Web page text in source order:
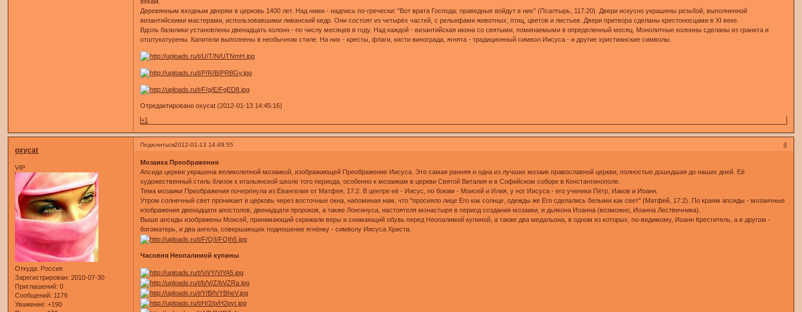
Деревянным входным дверям в церковь 1400 лет. Над ними - надпись по-гречески: "Вот врата Господа; праведные войдут в них" (Псалтырь, 117:20). Двери искусно украшены резьбой, выполненной
византийскими мастерами, использовавшими ливанский кедр. Они состоят из четырёх частей, с рельефами животных, птиц, цветов и листьев. Двери притвора сделаны крестоносцами в XI веке.
Вдоль базилики установлены двенадцать колонн - по числу месяцев в году. Над каждой - византийская икона со святыми, поминаемыми в определенный месяц. Монолитные колонны сделаны из гранита и
отштукатурены. Капители выполнены в необычном стиле. На них - кресты, флаги, кисти винограда, ягнята - традиционный символ Иисуса - и другие христианские символы.
Отредактировано oxycat (2012-01-13 14:45:16)
+1
Поделиться 4
2012-01-13 14:49:55
oxycat
VIP
Откуда: Россия
Зарегистрирован: 2010-07-30
Приглашений: 0
Сообщений: 1179
Уважение: +190
Мозаика Преображения
Апсида церкви украшена великолепной мозаикой, изображающей Преображение Иисуса. Это самая ранняя и одна из лучших мозаик православной церкви, полностью дошедшая до наших дней. Её
художественный стиль близок к итальянской школе того периода, особенно к мозаикам в церкви Святой Виталия и в Софийском соборе в Константинополе.
Тема мозаики Преображения почерпнула из Евангелия от Матфея, 17:2. В центре её - Иисус, по бокам - Моисей и Илия, у ног Иисуса - его ученики Пётр, Иаков и Иоанн.
Утром солнечный свет проникает в церковь через восточные окна, напоминая нам, что "просияло лице Его как солнце, одежды же Его сделались белыми как свет" (Матфей, 17:2). По краям апсиды - мозаичные
изображения двенадцати апостолов, двенадцати пророков, а также Лонгинуса, настоятеля монастыря в период создания мозаики, и дьякона Иоанна (возможно, Иоанна Лествичника).
Выше апсиды изображены Моисей, принимающий скрижали веры и снимающий обувь перед Неопалимой купиной, а также два медальона, в одном из которых, по-видимому, Иоанн Креститель, а в другом -
богоматерь, и два ангела, совершающих подношение ягнёнку - символу Иисуса Христа.
Часовня Неопалимой купины